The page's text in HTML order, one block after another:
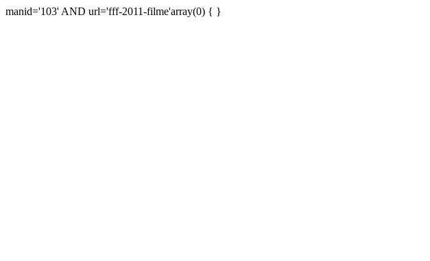
manid='103' AND url='fff-2011-filme'array(0) { }